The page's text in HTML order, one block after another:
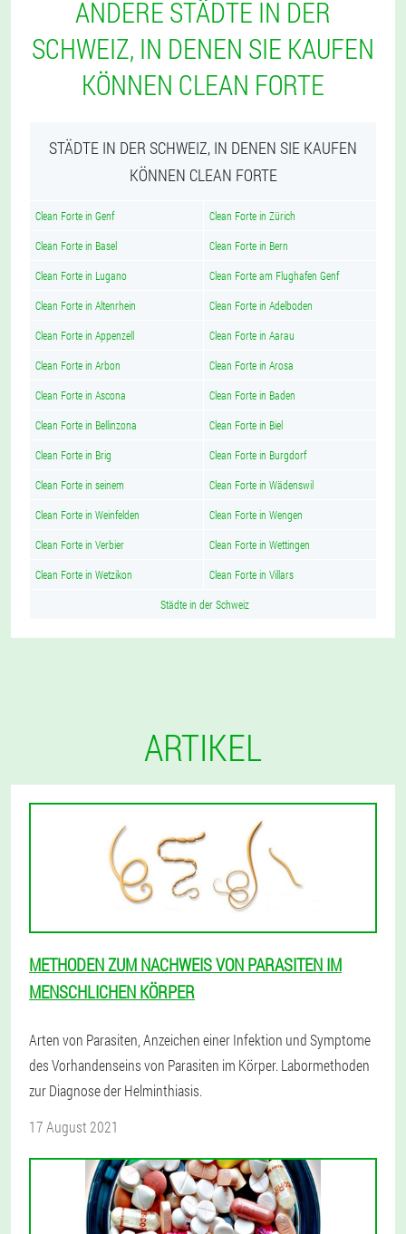
ANDERE STÄDTE IN DER
SCHWEIZ, IN DENEN SIE KAUFEN
KÖNNEN CLEAN FORTE
STÄDTE IN DER SCHWEIZ, IN DENEN SIE KAUFEN
KÖNNEN CLEAN FORTE
Clean Forte in Genf Clean Forte in Zürich
Clean Forte in Basel Clean Forte in Bern
Clean Forte in Lugano Clean Forte am Flughafen Genf
Clean Forte in Altenrhein Clean Forte in Adelboden
Clean Forte in Appenzell Clean Forte in Aarau
Clean Forte in Arbon Clean Forte in Arosa
Clean Forte in Ascona Clean Forte in Baden
Clean Forte in Bellinzona Clean Forte in Biel
Clean Forte in Brig Clean Forte in Burgdorf
Clean Forte in seinem Clean Forte in Wädenswil
Clean Forte in Weinfelden Clean Forte in Wengen
Clean Forte in Verbier Clean Forte in Wettingen
Clean Forte in Wetzikon Clean Forte in Villars
Städte in der Schweiz
ARTIKEL
METHODEN ZUM NACHWEIS VON PARASITEN IM
MENSCHLICHEN KÖRPER
Arten von Parasiten, Anzeichen einer Infektion und Symptome
des Vorhandenseins von Parasiten im Körper. Labormethoden
zur Diagnose der Helminthiasis.
17 August 2021